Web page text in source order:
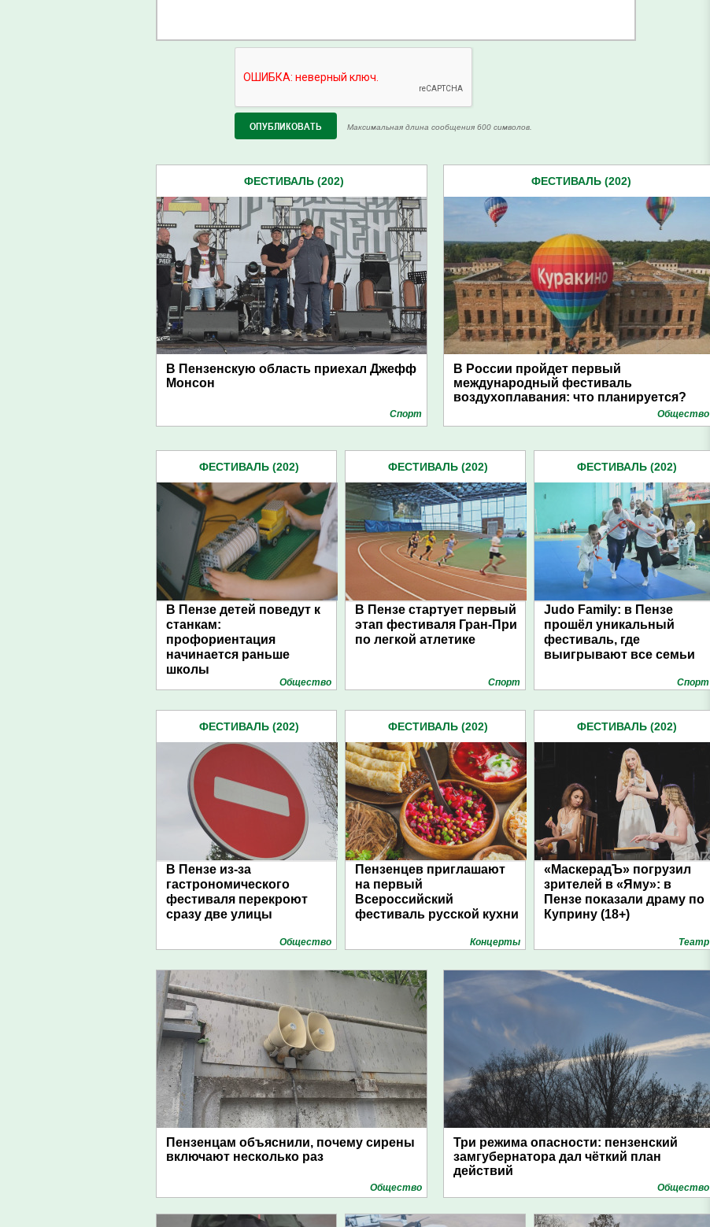
Максимальная длина сообщения 600 символов.
ФЕСТИВАЛЬ (202)
В Пензенскую область приехал Джефф
Монсон
Спорт
ФЕСТИВАЛЬ (202)
В России пройдет первый
международный фестиваль
воздухоплавания: что планируется?
Общество
ФЕСТИВАЛЬ (202)
В Пензе детей поведут к
станкам:
профориентация
начинается раньше
школы
Общество
ФЕСТИВАЛЬ (202)
В Пензе стартует первый
этап фестиваля Гран-При
по легкой атлетике
Спорт
ФЕСТИВАЛЬ (202)
Judo Family: в Пензе
прошёл уникальный
фестиваль, где
выигрывают все семьи
Спорт
ФЕСТИВАЛЬ (202)
В Пензе из-за
гастрономического
фестиваля перекроют
сразу две улицы
Общество
ФЕСТИВАЛЬ (202)
Пензенцев приглашают
на первый
Всероссийский
фестиваль русской кухни
Концерты
ФЕСТИВАЛЬ (202)
«МаскерадЪ» погрузил
зрителей в «Яму»: в
Пензе показали драму по
Куприну (18+)
Театр
Пензенцам объяснили, почему сирены
включают несколько раз
Общество
Три режима опасности: пензенский
замгубернатора дал чёткий план
действий
Общество